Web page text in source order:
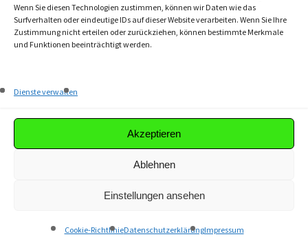
Wenn Sie diesen Technologien zustimmen, können wir Daten wie das
Surfverhalten oder eindeutige IDs auf dieser Website verarbeiten. Wenn Sie Ihre
Zustimmung nicht erteilen oder zurückziehen, können bestimmte Merkmale
und Funktionen beeinträchtigt werden.
Dienste verwalten
Akzeptieren
Ablehnen
Einstellungen ansehen
Cookie-RichtlinieDatenschutzerklärungImpressum
Workshops
Referenzen
Karriere
instagram